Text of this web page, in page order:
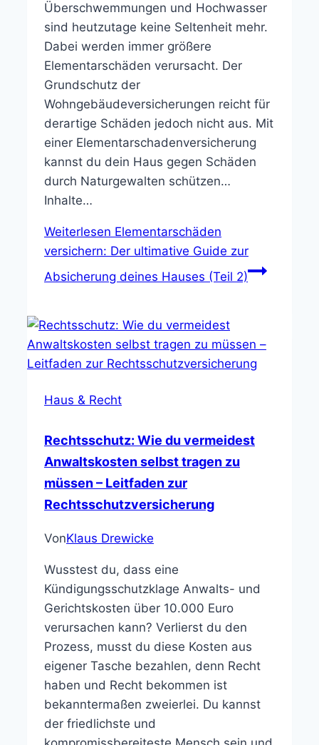
Überschwemmungen und Hochwasser
sind heutzutage keine Seltenheit mehr.
Dabei werden immer größere
Elementarschäden verursacht. Der
Grundschutz der
Wohngebäudeversicherungen reicht für
derartige Schäden jedoch nicht aus. Mit
einer Elementarschadenversicherung
kannst du dein Haus gegen Schäden
durch Naturgewalten schützen…
Inhalte…
Weiterlesen Elementarschäden
versichern: Der ultimative Guide zur
Absicherung deines Hauses (Teil 2)
Haus & Recht
Rechtsschutz: Wie du vermeidest
Anwaltskosten selbst tragen zu
müssen – Leitfaden zur
Rechtsschutzversicherung
VonKlaus Drewicke
Wusstest du, dass eine
Kündigungsschutzklage Anwalts- und
Gerichtskosten über 10.000 Euro
verursachen kann? Verlierst du den
Prozess, musst du diese Kosten aus
eigener Tasche bezahlen, denn Recht
haben und Recht bekommen ist
bekanntermaßen zweierlei. Du kannst
der friedlichste und